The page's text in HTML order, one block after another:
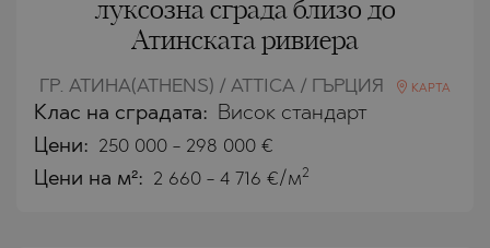
луксозна сграда близо до
Атинската ривиера
ГР. АТИНА(ATHENS) / ATTICA / ГЪРЦИЯ КАРТА
Клас на сградата: Висок стандарт
Цени: 250 000 - 298 000 €
Цени на м²: 2 660 - 4 716 €/м2